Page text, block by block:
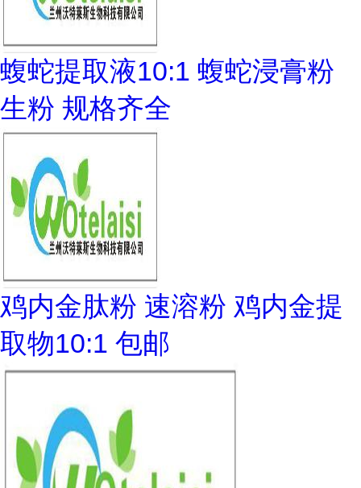
蝮蛇提取液10:1 蝮蛇浸膏粉
生粉 规格齐全
鸡内金肽粉 速溶粉 鸡内金提
取物10:1 包邮